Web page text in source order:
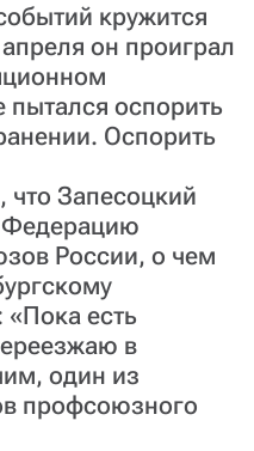
кружится
он проиграл
пытался оспорить
Оспорить
что Запесоцкий
Федерацию
России, о чем
«Пока есть
в
один из
профсоюзного